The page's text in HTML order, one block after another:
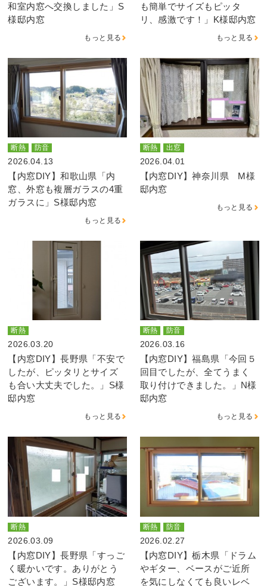
和室内窓へ交換しました」S
様邸内窓
もっと見る
も簡単でサイズもピッタ
リ、感激です！」K様邸内窓
もっと見る
断熱 防音
2026.04.13
【内窓DIY】和歌山県「内
窓、外窓も複層ガラスの4重
ガラスに」S様邸内窓
もっと見る
断熱 出窓
2026.04.01
【内窓DIY】神奈川県 M様
邸内窓
もっと見る
断熱
2026.03.20
【内窓DIY】長野県「不安で
したが、ピッタリとサイズ
も合い大丈夫でした。」S様
邸内窓
もっと見る
断熱 防音
2026.03.16
【内窓DIY】福島県「今回５
回目でしたが、全てうまく
取り付けできました。」N様
邸内窓
もっと見る
断熱
2026.03.09
【内窓DIY】長野県「すっご
く暖かいです。ありがとう
ございます。」S様邸内窓
断熱 防音
2026.02.27
【内窓DIY】栃木県「ドラム
やギター、ベースがご近所
を気にしなくても良いレベ